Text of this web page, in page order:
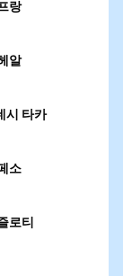
랑
알
시 타카
소
로티